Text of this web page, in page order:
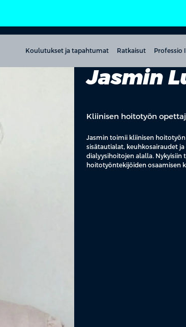
Koulutukset ja tapahtumat Ratkaisut Professio
Jasmin
Kliinisen hoitotyön
Jasmin toimii kliinisen
sisätautialat, keuhkosairaudet
dialyysihoitojen alalla.
hoitotyöntekijöiden osaamisen